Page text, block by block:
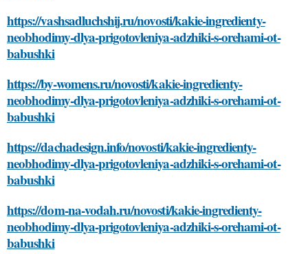
https://vashsadluchshij.ru/novosti/kakie-ingredienty-
neobhodimy-dlya-prigotovleniya-adzhiki-s-orehami-ot-
babushki
https://by-womens.ru/novosti/kakie-ingredienty-
neobhodimy-dlya-prigotovleniya-adzhiki-s-orehami-ot-
babushki
https://dachadesign.info/novosti/kakie-ingredienty-
neobhodimy-dlya-prigotovleniya-adzhiki-s-orehami-ot-
babushki
https://dom-na-vodah.ru/novosti/kakie-ingredienty-
neobhodimy-dlya-prigotovleniya-adzhiki-s-orehami-ot-
babushki